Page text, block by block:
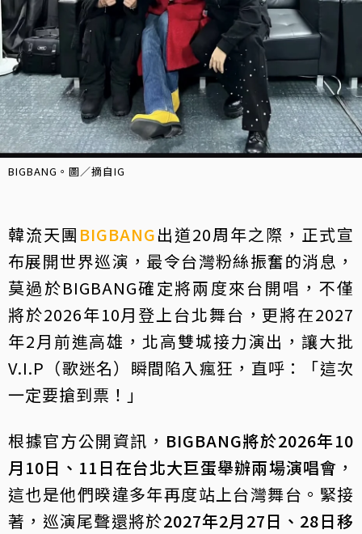
BIGBANG。圖／摘自IG
韓流天團 BIGBANG出道20周年之際，正式宣
布展開世界巡演，最令台灣粉絲振奮的消息，
莫過於BIGBANG確定將兩度來台開唱，不僅
將於2026年10月登上台北舞台，更將在2027
年2月前進高雄，北高雙城接力演出，讓大批
V.I.P（歌迷名）瞬間陷入瘋狂，直呼：「這次
一定要搶到票！」
根據官方公開資訊， BIGBANG將於2026年10
月10日、11日在台北大巨蛋舉辦兩場演唱會 ，
這也是他們暌違多年再度站上台灣舞台。緊接
著，巡演尾聲還將於2027年2月27日、28日移